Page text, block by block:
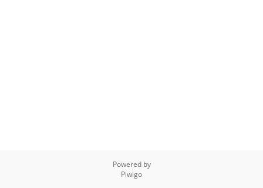
Powered by
Piwigo